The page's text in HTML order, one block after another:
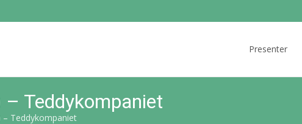
Presenter
Teddykompaniet
– Teddykompaniet